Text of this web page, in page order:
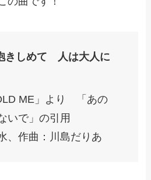
きしめて 人は大人に
ME」より 「あの
いで」の引用
、作曲：川島だりあ